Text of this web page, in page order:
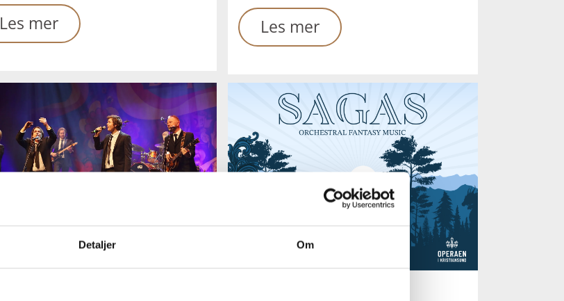
Detaljer Om
Les mer Les mer